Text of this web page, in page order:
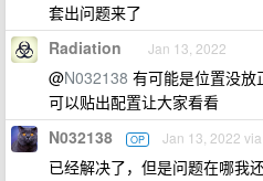
套出问题来了
Radiation Jan 13, 2022
@N032138 有可能是位置没放
可以贴出配置让大家看看
N032138 OP Jan 13, 2022
已经解决了，但是问题在哪我